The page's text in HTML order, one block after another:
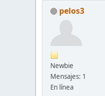
pelos3
Newbie
Mensajes: 1
En línea